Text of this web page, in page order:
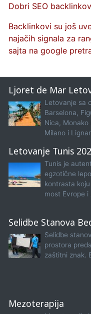
Dobri SEO
Backlinkovi su još
najačih signala za
sajta na google
Ljoret de Mar
Letovanje sa
Barselona,
Nica, Monako
Milano i
Letovanje Tunis
Tunis je
egzotične
kontrasta
most Evrope i
Selidbe Stanova
Selidbe
prostora
zaštitni znak.
Mezoterapija